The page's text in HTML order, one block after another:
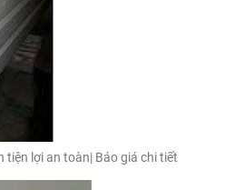
tiện lợi an toàn| Báo giá chi tiết